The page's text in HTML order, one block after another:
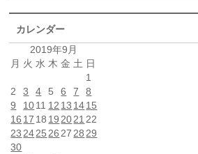
カレンダー
2019年9月
月 火 水 木 金 土 日
1
2
3 4 5 6 7
8
9
1011 12 13 1415
16 17 18 19 2021 22
23 2425 26 27 28 29
30